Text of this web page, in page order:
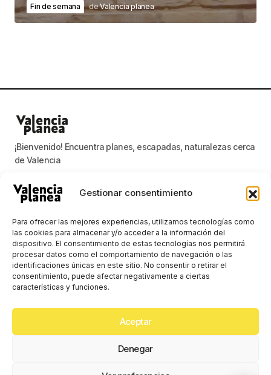
Gestionar consentimiento
Para ofrecer las mejores experiencias, utilizamos tecnologías como
las cookies para almacenar y/o acceder a la información del
dispositivo. El consentimiento de estas tecnologías nos permitirá
procesar datos como el comportamiento de navegación o las
identificaciones únicas en este sitio. No consentir o retirar el
consentimiento, puede afectar negativamente a ciertas
características y funciones.
Aceptar
Denegar
Fin de semana deValencia planea
¡Bienvenido! Encuentra planes, escapadas, naturalezas cerca
de Valencia
Valencia planea
Mantenerse al día con las noticias más
importantes
E-mail
yTérminos de uso
Síguenos